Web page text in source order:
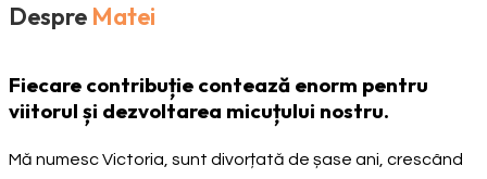
Despre Matei
Fiecare contribuție contează enorm pentru
viitorul și dezvoltarea micuțului nostru.
Mă numesc Victoria, sunt divorțată de șase ani, crescând